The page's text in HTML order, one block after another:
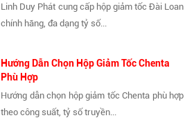
Linh Duy Phát cung cấp hộp giảm tốc Đài Loan
chính hãng, đa dạng tỷ số...
Hướng Dẫn Chọn Hộp Giảm Tốc Chenta
Phù Hợp
Hướng dẫn chọn hộp giảm tốc Chenta phù hợp
theo công suất, tỷ số truyền...